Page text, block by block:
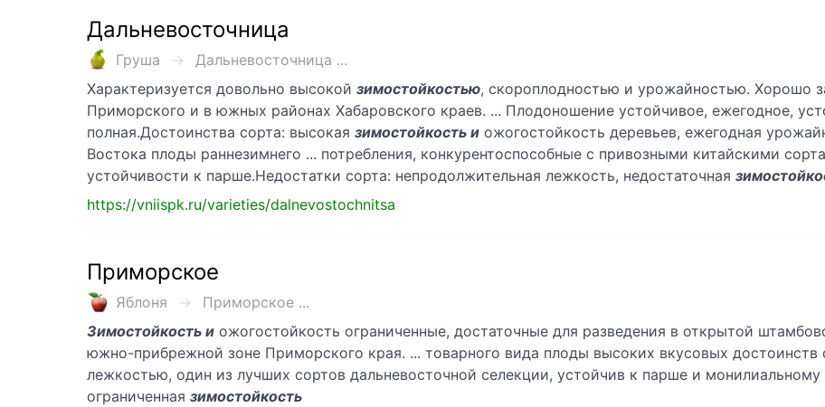
Дальневосточница
Груша
Дальневосточница ...
Характеризуется довольно высокой зимостойкостью, скороплодностью и урожайностью. Хорошо
Приморского и в южных районах Хабаровского краев. ... Плодоношение устойчивое, ежегодное,
полная.Достоинства сорта: высокая зимостойкость и ожогостойкость деревьев, ежегодная
Востока плоды раннезимнего ... потребления, конкурентоспособные с привозными китайскими
устойчивости к парше.Недостатки сорта: непродолжительная лежкость, недостаточная
https://vniispk.ru/varieties/dalnevostochnitsa
Приморское
Яблоня
Приморское ...
Зимостойкость и ожогостойкость ограниченные, достаточные для разведения в открытой
южно-прибрежной зоне Приморского края. ... товарного вида плоды высоких вкусовых достоинств
лежкостью, один из лучших сортов дальневосточной селекции, устойчив к парше и монилиальному
ограниченная зимостойкость